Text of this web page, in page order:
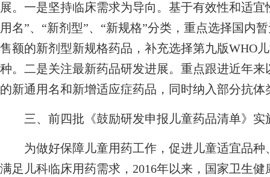
展。一是坚持临床需求为导向。基于有效性和适
用名”、“新剂型”、“新规格”分类，重点选择国内
售额的新剂型新规格药品，补充选择第九版WHO
种。二是关注最新药品研发进展。重点跟进近年
的新通用名和新增适应症药品，同时纳入部分抗
三、前四批《鼓励研发申报儿童药品清单》实
为做好保障儿童用药工作，促进儿童适宜品种
满足儿科临床用药需求，2016年以来，国家卫生